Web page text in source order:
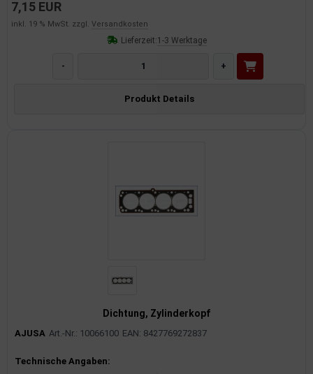
7,15 EUR
inkl. 19 % MwSt. zzgl. Versandkosten
Lieferzeit:1-3 Werktage
- +
Produkt Details
Dichtung, Zylinderkopf
AJUSA Art.-Nr.: 10066100 EAN: 8427769272837
Produktinformationen
Technische Angaben: